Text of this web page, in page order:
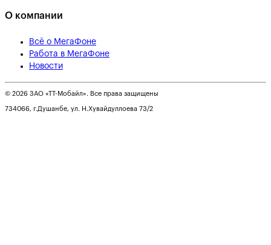
О компании
Всё о МегаФоне
Работа в МегаФоне
Новости
© 2026 ЗАО «ТТ-Мобайл». Все права защищены
734066, г.Душанбе, ул. Н.Хувайдуллоева 73/2